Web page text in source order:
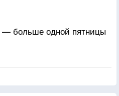
больше одной пятницы
Черная Королева.